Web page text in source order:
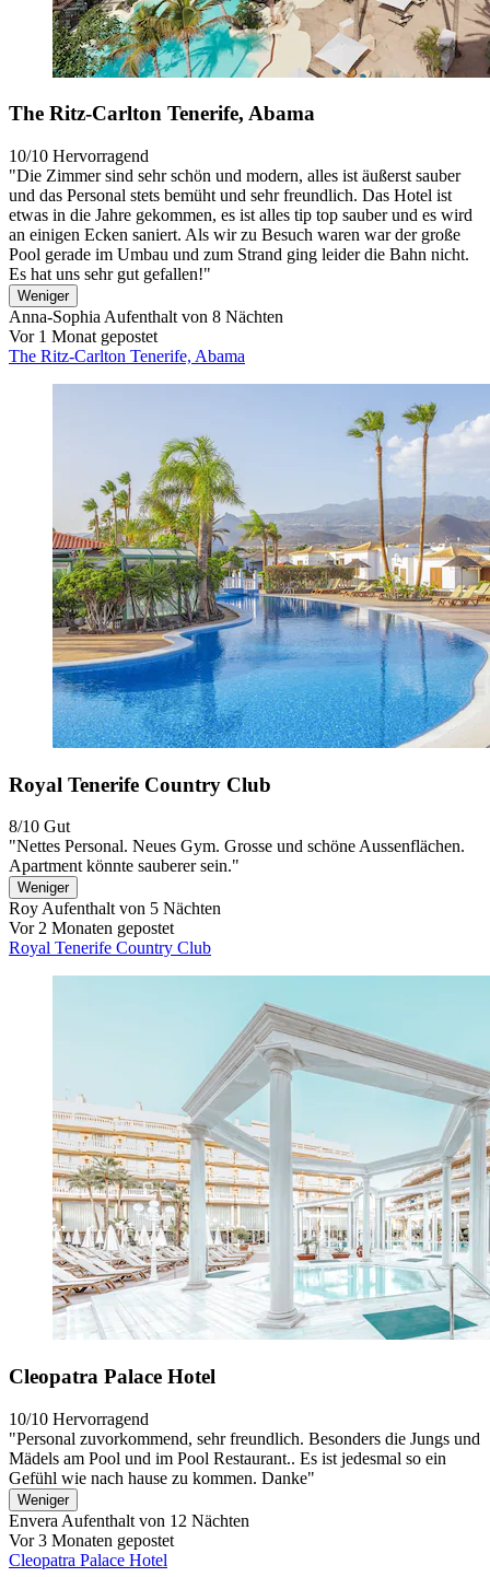
The Ritz-Carlton Tenerife, Abama
10/10 Hervorragend
"Die Zimmer sind sehr schön und modern, alles ist äußerst sauber
und das Personal stets bemüht und sehr freundlich. Das Hotel ist
etwas in die Jahre gekommen, es ist alles tip top sauber und es wird
an einigen Ecken saniert. Als wir zu Besuch waren war der große
Pool gerade im Umbau und zum Strand ging leider die Bahn nicht.
Es hat uns sehr gut gefallen!"
Weniger
Anna-Sophia Aufenthalt von 8 Nächten
Vor 1 Monat gepostet
The Ritz-Carlton Tenerife, Abama
Royal Tenerife Country Club
8/10 Gut
"Nettes Personal. Neues Gym. Grosse und schöne Aussenflächen.
Apartment könnte sauberer sein."
Weniger
RoyAufenthalt von 5 Nächten
Vor 2 Monaten gepostet
Royal Tenerife Country Club
Cleopatra Palace Hotel
10/10 Hervorragend
"Personal zuvorkommend, sehr freundlich. Besonders die Jungs und
Mädels am Pool und im Pool Restaurant.. Es ist jedesmal so ein
Gefühl wie nach hause zu kommen. Danke"
Weniger
Envera Aufenthalt von 12 Nächten
Vor 3 Monaten gepostet
Cleopatra Palace Hotel